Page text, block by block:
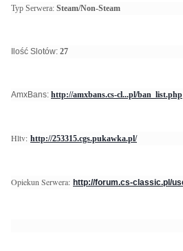
Typ Serwera: Steam/Non-Steam
Ilość Slotów: 27
AmxBans: http://amxbans.cs-cl...pl/ban_list.php
Hltv: http://253315.cgs.pukawka.pl/
Opiekun Serwera: http://forum.cs-classic.pl/